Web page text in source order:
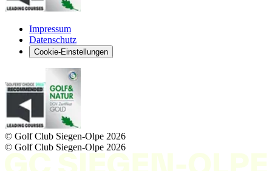
Impressum
Datenschutz
Cookie-Einstellungen
© Golf Club Siegen-Olpe 2026
© Golf Club Siegen-Olpe 2026